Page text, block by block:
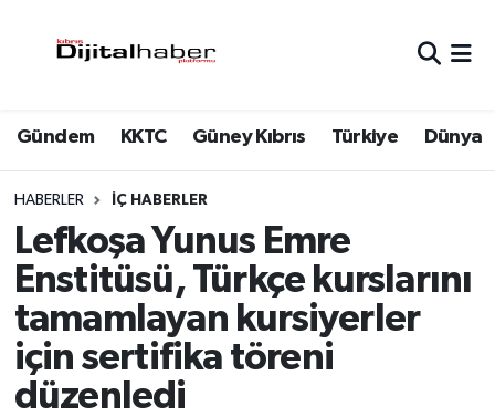
Gündem KKTC Güney Kıbrıs Türkiye Dünya
HABERLER İÇ HABERLER
Lefkoşa Yunus Emre
Enstitüsü, Türkçe kurslarını
tamamlayan kursiyerler
için sertifika töreni
düzenledi
Trafik Durumu
Süper Lig Puan Durumu ve Fikstür
Tüm Manşetler
Son Dakika Haberleri
Haber Arşivi